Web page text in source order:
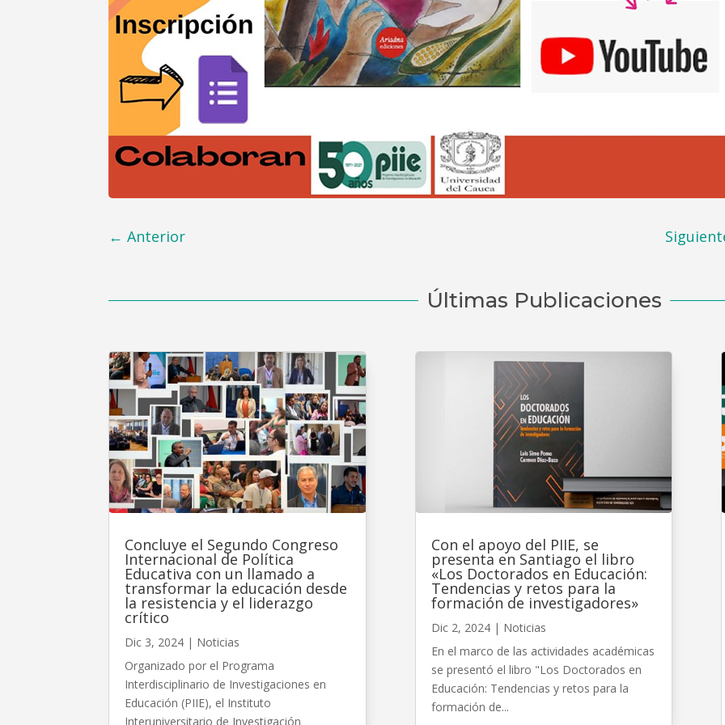
←Anterior
Últimas Publicaciones
Concluye el Segundo Congreso
Internacional de Política
Educativa con un llamado a
transformar la educación desde
la resistencia y el liderazgo
crítico
Dic 3, 2024 | Noticias
Organizado por el Programa
Interdisciplinario de Investigaciones en
Educación (PIIE), el Instituto
Interuniversitario de Investigación
Con el apoyo del PIIE, se
presenta en Santiago el libro
«Los Doctorados en Educación:
Tendencias y retos para la
formación de investigadores»
Dic 2, 2024| Noticias
En el marco de las actividades académicas
se presentó el libro "Los Doctorados en
Educación: Tendencias y retos para la
formación de...